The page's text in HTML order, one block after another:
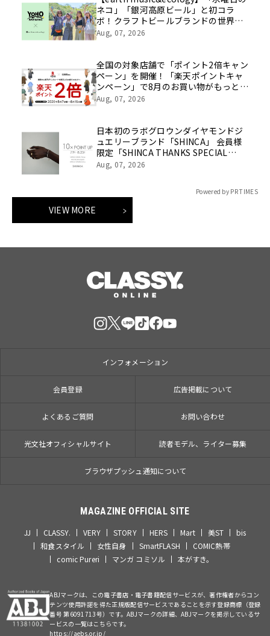
ネコ」「銀河高原ビール」と初コラ
ボ！クラフトビールブランドの世界観
を表現したアイテムが8月8日(土)発売
Aug, 07, 2026
全国の対象店舗で「ポイント2倍キャン
ペーン」を開催！「楽天ポイントキャ
ンペーン」で8月のお買い物がもっとお
得に！
Aug, 07, 2026
日本初のラボグロウンダイヤモンドジ
ュエリーブランド「SHINCA」 会員様
限定「SHINCA THANKS SPECIAL
2026 SUMMER ポイントアップキャン
Aug, 07, 2026
Powered by PR TIMES
VIEW MORE
インフォメーション
会員登録 広告掲載について
よくあるご質問 お問い合わせ
光文社オフィシャルサイト 読者モデル、ライター募集
ブラウザプッシュ通知について
MAGAZINE OFFICIAL SITE
JJ CLASSY. VERY STORY HERS Mart 美ST
bis
和食スタイル
女性自身 SmartFLASH
COMIC熱帯
comic Pureri
マンガ コミソル 本がすき。
ABJマークは、この電子書店・電子書籍配信サービスが、著作権者からコン
テンツ使用許諾を得た正規版配信サービスであることを示す登録商標（登録
番号 第6091713号）です。ABJマークの詳細、ABJマークを掲示しているサ
ービスの一覧はこちらです。
https://aebs.or.jp/